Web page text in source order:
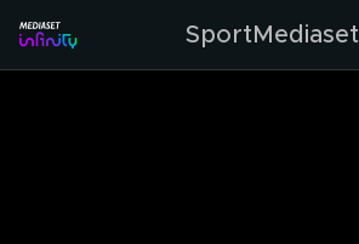
SportMediaset